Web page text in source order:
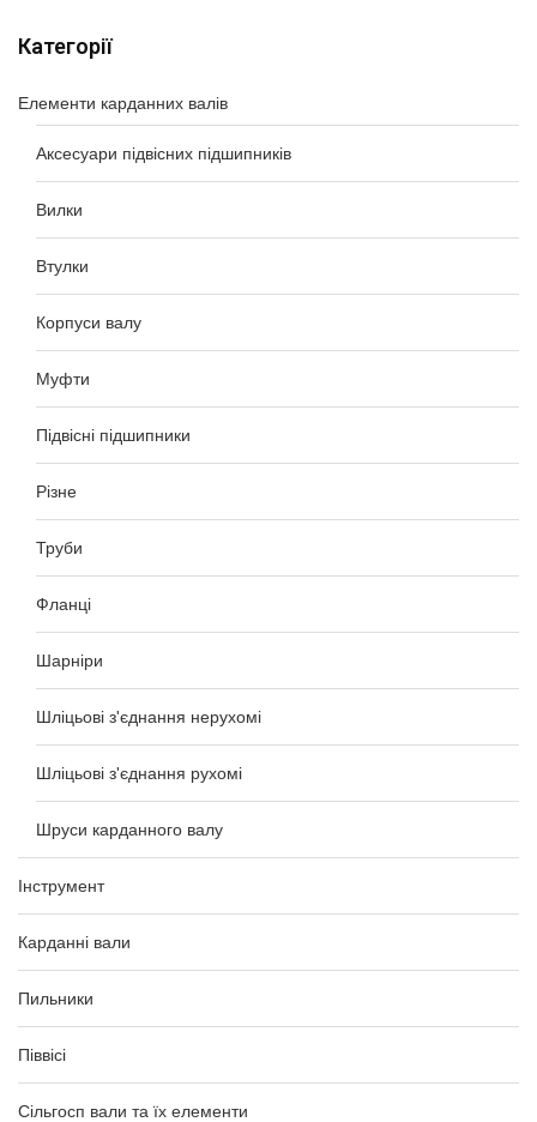
Категорії
Елементи карданних валів
Аксесуари підвісних підшипників
Вилки
Втулки
Корпуси валу
Муфти
Підвісні підшипники
Різне
Труби
Фланці
Шарніри
Шліцьові з'єднання нерухомі
Шліцьові з'єднання рухомі
Шруси карданного валу
Інструмент
Карданні вали
Пильники
Піввісі
Сільгосп вали та їх елементи